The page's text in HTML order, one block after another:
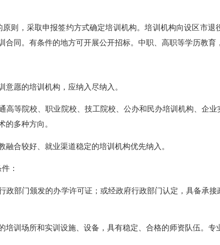
，采取申报签约方式确定培训机构。培训机构向设区市退
同。有条件的地方可开展公开招标。中职、高职等学历教育
愿的培训机构，应纳入尽纳入。
等院校、职业院校、技工院校、公办和民办培训机构、企业
的多种方向。
合较好、就业渠道稳定的培训机构优先纳入。
：
部门颁发的办学许可证；或经政府行政部门认定，具备承接
场所和实训设施、设备，具有稳定、合格的师资队伍。专